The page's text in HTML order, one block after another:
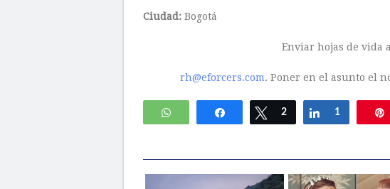
Ciudad: Bogotá
Enviar hojas de vida
rh@eforcers.com. Poner en el asunto el
WhatsApp Compartir Twittear
2 Compartir
1